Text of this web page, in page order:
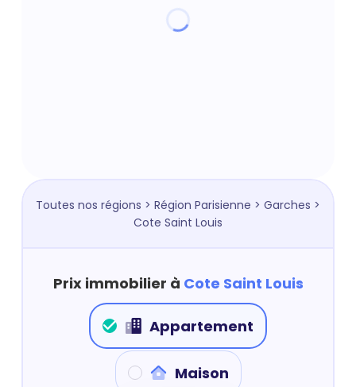
Toutes nos régions > Région Parisienne > Garches >
Cote Saint Louis
Prix immobilier à Cote Saint Louis
Appartement
Maison